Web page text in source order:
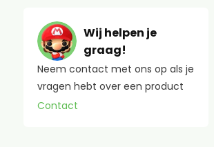
Wij helpen je
graag!
Neem contact met ons op als je
vragen hebt over een product
Contact